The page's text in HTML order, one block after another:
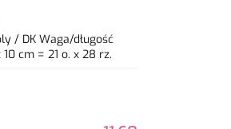
/ DK Waga/długość
cm = 21 o. x 28 rz.